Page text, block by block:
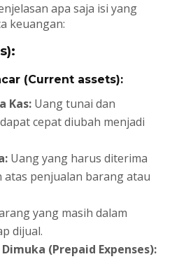
apa saja isi yang
keuangan:
(Current assets):
Kas:Uang tunai dan
cepat diubah menjadi
Uang yang harus diterima
atas penjualan barang atau
yang masih dalam
dijual.
(Prepaid Expenses):